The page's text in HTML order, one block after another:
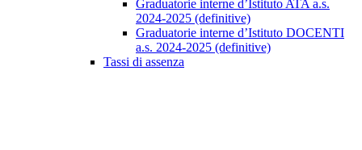
Graduatorie interne d’Istituto ATA a.s.
2024-2025 (definitive)
Graduatorie interne d’Istituto DOCENTI
a.s. 2024-2025 (definitive)
Tassi di assenza